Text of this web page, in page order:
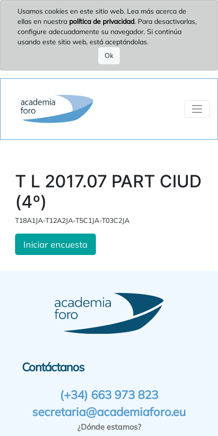
Usamos cookies en este sitio web. Lea más acerca de
ellas en nuestra política de privacidad. Para desactivarlas,
configure adecuadamente su navegador. Si continúa
usando este sitio web, está aceptándolas.
Ok
T L 2017.07 PART CIUD
(4º)
T18A1JA-T12A2JA-T5C1JA-T03C2JA
Iniciar encuesta
Contáctanos
(+34) 663 973 823
secretaria@academiaforo.eu
¿Dónde estamos?